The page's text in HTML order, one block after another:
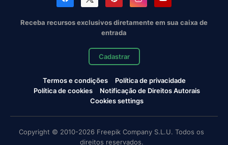
Receba recursos exclusivos diretamente em sua caixa de
entrada
Cadastrar
Termos e condições
Política de privacidade
Política de cookies
Notificação de Direitos Autorais
Cookies settings
Copyright © 2010-2026 Freepik Company S.L.U. Todos os
direitos reservados.